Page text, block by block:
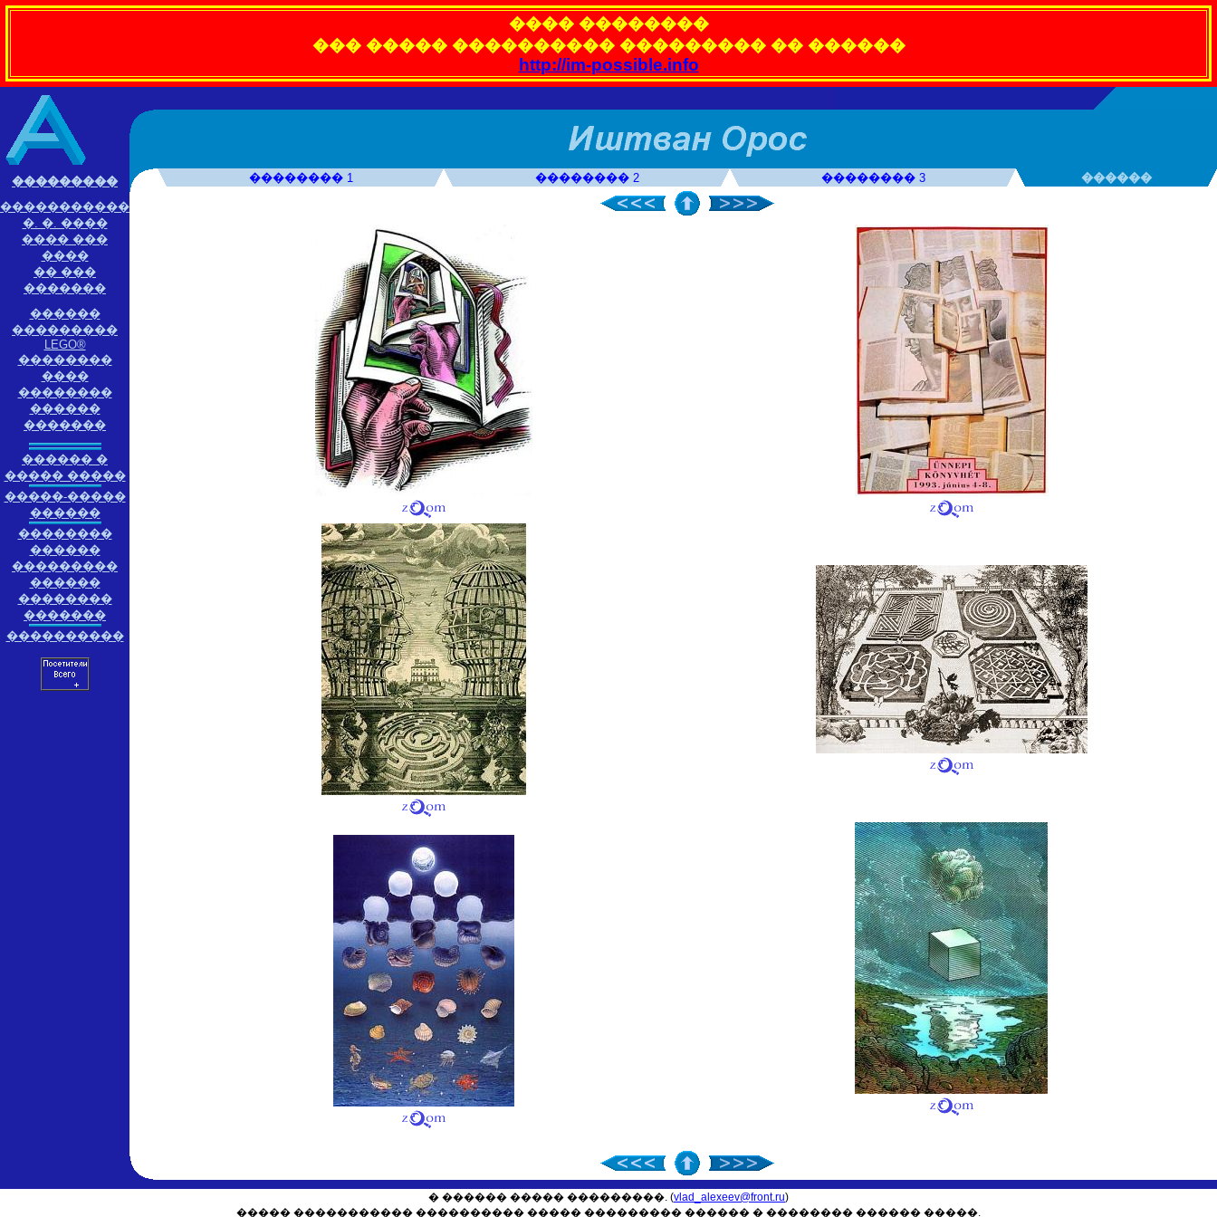
���� ��������
��� ����� ���������� ��������� �� ������
http://im-possible.info
���������
�����������
�. �. ����
���� ���
����
�� ���
�������
������
���������
LEGO®
��������
����
��������
������
�������
������ �
����� �����
�����-�����
������
��������
������
���������
������
��������
�������
����������
�������� 1 �������� 2 �������� 3 ������
� ������ ����� ���������. (vlad_alexeev@front.ru)
����� ����������� ���������� ����� ��������� ������ � �������� ������ �����.